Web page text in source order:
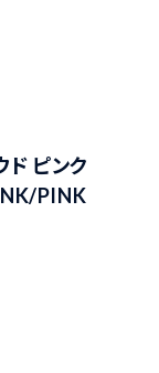
ド ピンク
PINK